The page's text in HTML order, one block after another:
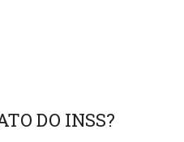
DO INSS?